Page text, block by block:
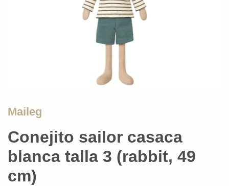
Maileg
Conejito sailor casaca
blanca talla 3 (rabbit, 49
cm)